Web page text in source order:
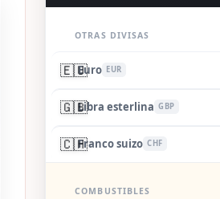
OTRAS DIVISAS
🇪🇺Euro EUR
🇬🇧Libra esterlina GBP
🇨🇭Franco suizo CHF
COMBUSTIBLES